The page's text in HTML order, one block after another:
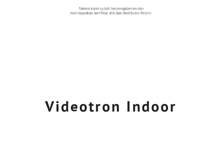
Videotron Indoor